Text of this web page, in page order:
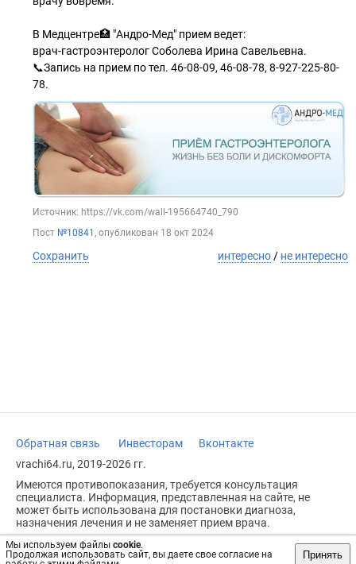
Мы используем файлы cookie.
Продолжая использовать сайт, вы даете свое согласие на
Принять
В Медцентре🏥 "Андро-Мед" прием ведет:
врач-гастроэнтеролог Соболева Ирина Савельевна.
📞Запись на прием по тел. 46-08-09, 46-08-78, 8-927-225-80-
78.
Источник: https://vk.com/wall-195664740_790
Пост №10841 , опубликован 18 окт 2024
Сохранить интересно / не интересно
Обратная связь Инвесторам
Вконтакте
vrachi64.ru, 2019-2026 гг.
Имеются противопоказания, требуется консультация
специалиста. Информация, представленная на сайте, не
может быть использована для постановки диагноза,
назначения лечения и не заменяет прием врача.
Возрастное ограничение: 18+